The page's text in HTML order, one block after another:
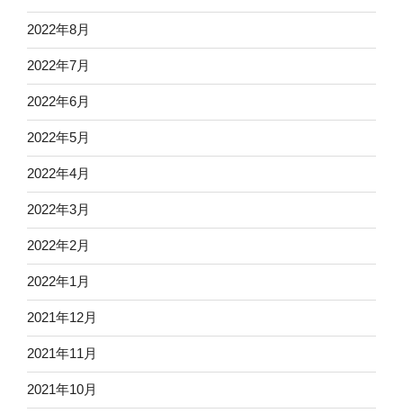
2022年8月
2022年7月
2022年6月
2022年5月
2022年4月
2022年3月
2022年2月
2022年1月
2021年12月
2021年11月
2021年10月